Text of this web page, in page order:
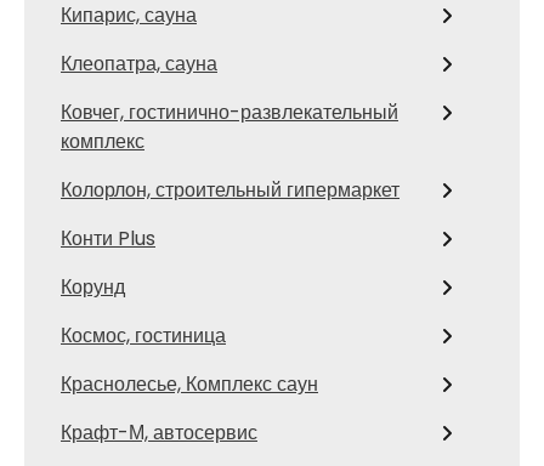
Кипарис, сауна
Клеопатра, сауна
Ковчег, гостинично-развлекательный
комплекс
Колорлон, строительный гипермаркет
Конти Plus
Корунд
Космос, гостиница
Краснолесье, Комплекс саун
Крафт-М, автосервис